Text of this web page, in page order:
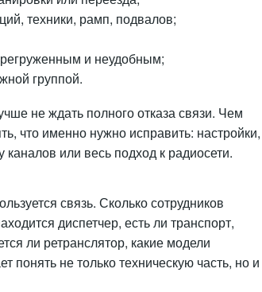
техники, рамп, подвалов;
и неудобным;
группой.
не ждать полного отказа связи. Чем
что именно нужно исправить: настройки,
или весь подход к радиосети.
связь. Сколько сотрудников
диспетчер, есть ли транспорт,
ли ретранслятор, какие модели
понять не только техническую часть, но и